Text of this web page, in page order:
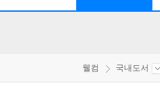
웰컴 국내도서